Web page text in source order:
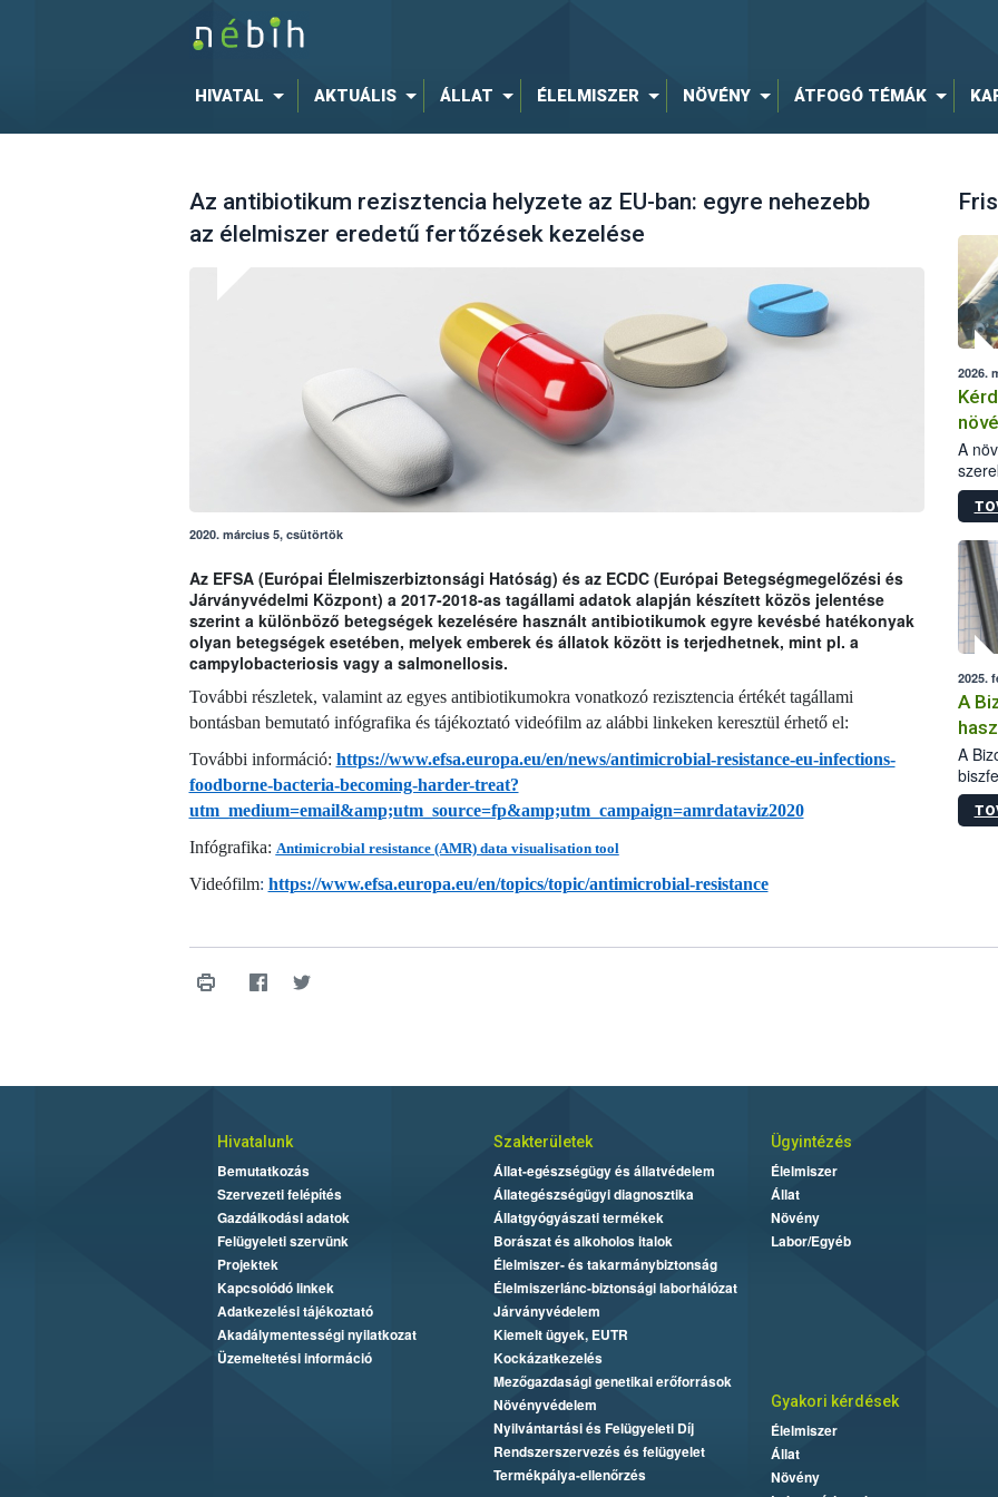
HIVATAL AKTUÁLIS ÁLLAT ÉLELMISZER NÖVÉNY ÁTFOGÓ TÉMÁK
Az antibiotikum rezisztencia helyzete az EU-ban: egyre nehezebb
az élelmiszer eredetű fertőzések kezelése
2020. március 5, csütörtök
Az EFSA (Európai Élelmiszerbiztonsági Hatóság) és az ECDC (Európai Betegségmegelőzési és
Járványvédelmi Központ) a 2017-2018-as tagállami adatok alapján készített közös jelentése
szerint a különböző betegségek kezelésére használt antibiotikumok egyre kevésbé hatékonyak
olyan betegségek esetében, melyek emberek és állatok között is terjedhetnek, mint pl. a
campylobacteriosis vagy a salmonellosis.
További részletek, valamint az egyes antibiotikumokra vonatkozó rezisztencia értékét tagállami
bontásban bemutató infógrafika és tájékoztató videófilm az alábbi linkeken keresztül érhető el:
További információ: https://www.efsa.europa.eu/en/news/antimicrobial-resistance-eu-infections-
foodborne-bacteria-becoming-harder-treat?
utm_medium=email&amp;utm_source=fp&amp;utm_campaign=amrdataviz2020
Infógrafika: Antimicrobial resistance (AMR) data visualisation tool
Videófilm: https://www.efsa.europa.eu/en/topics/topic/antimicrobial-resistance
2026.
A
kis
2025.
A
A
Hivatalunk
Bemutatkozás
Szervezeti felépítés
Gazdálkodási adatok
Felügyeleti szervünk
Projektek
Kapcsolódó linkek
Adatkezelési tájékoztató
Akadálymentességi nyilatkozat
Üzemeltetési információ
Szakterületek
Állat-egészségügy és állatvédelem
Állategészségügyi diagnosztika
Állatgyógyászati termékek
Borászat és alkoholos italok
Élelmiszer- és takarmánybiztonság
Élelmiszerlánc-biztonsági laborhálózat
Járványvédelem
Kiemelt ügyek, EUTR
Kockázatkezelés
Mezőgazdasági genetikai erőforrások
Növényvédelem
Nyilvántartási és Felügyeleti Díj
Rendszerszervezés és felügyelet
Termékpálya-ellenőrzés
Ügyintézés
Élelmiszer
Állat
Növény
Labor/Egyéb
Gyakori kérdések
Élelmiszer
Állat
Növény